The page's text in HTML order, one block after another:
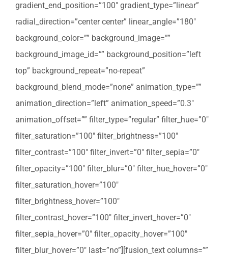
gradient_end_position=”100″ gradient_type=”linear”
radial_direction=”center center” linear_angle=”180″
background_color=”” background_image=””
background_image_id=”” background_position=”left
top” background_repeat=”no-repeat”
background_blend_mode=”none” animation_type=””
animation_direction=”left” animation_speed=”0.3″
animation_offset=”” filter_type=”regular” filter_hue=”0″
filter_saturation=”100″ filter_brightness=”100″
filter_contrast=”100″ filter_invert=”0″ filter_sepia=”0″
filter_opacity=”100″ filter_blur=”0″ filter_hue_hover=”0″
filter_saturation_hover=”100″
filter_brightness_hover=”100″
filter_contrast_hover=”100″ filter_invert_hover=”0″
filter_sepia_hover=”0″ filter_opacity_hover=”100″
filter_blur_hover=”0″ last=”no”][fusion_text columns=””